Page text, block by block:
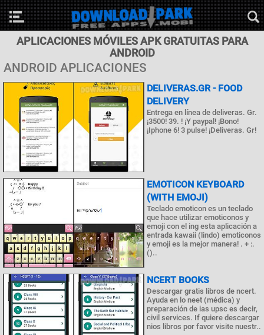
APLICACIONES MÓVILES APK GRATUITAS PARA
ANDROID
ANDROID APLICACIONES
DELIVERAS.GR - FOOD
DELIVERY
Entrega en línea de deliveras. Gr.
¡3500! 39. ! ¡Y paypal! ¡Bono!
¡Iphone 6! 3 pulse! ¡Deliveras. Gr!
EMOTICON KEYBOARD
(WITH EMOJI)
Teclado emoticon es un teclado
que hace utilizar emoticonos y
emoji con el ing esta aplicación a
entrada kawaii (lindo) emoticonos
y emoji es la mejor manera! . + :.
()..
NCERT BOOKS
Descargar gratis libros de ncert.
Ayuda en lo neet (médica) y
preparación de ias upsc es decir,
civil services. If quiere descargar
nios libros por favor visite nuestr..